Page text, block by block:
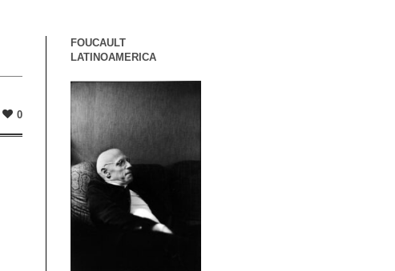
0
FOUCAULT
LATINOAMERICA